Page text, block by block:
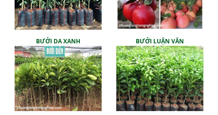
BƯỞI DA XANH BƯỞI LUẬN VĂN